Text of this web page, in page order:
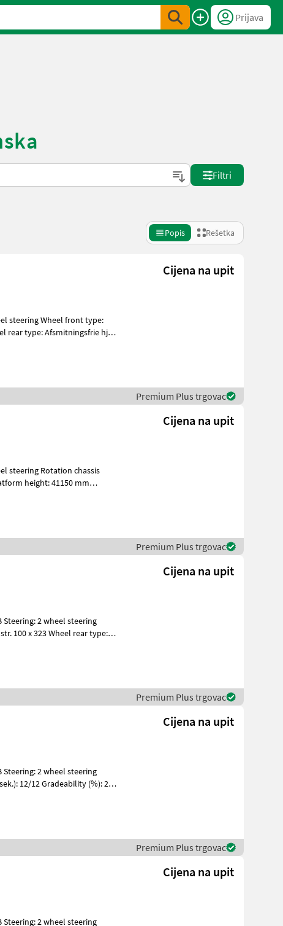
Prijava
Filtri
Popis Rešetka
Cijena na upit
Premium Plus trgovac
Cijena na upit
height: 41150 mm
Premium Plus trgovac
Cijena na upit
Premium Plus trgovac
Cijena na upit
12/12 Gradeability (%): 25
Premium Plus trgovac
Cijena na upit